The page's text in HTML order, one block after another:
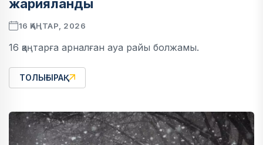
жарияланды
16 ҚАҢТАР, 2026
16 қаңтарға арналған ауа райы болжамы.
ТОЛЫҒЫРАҚ